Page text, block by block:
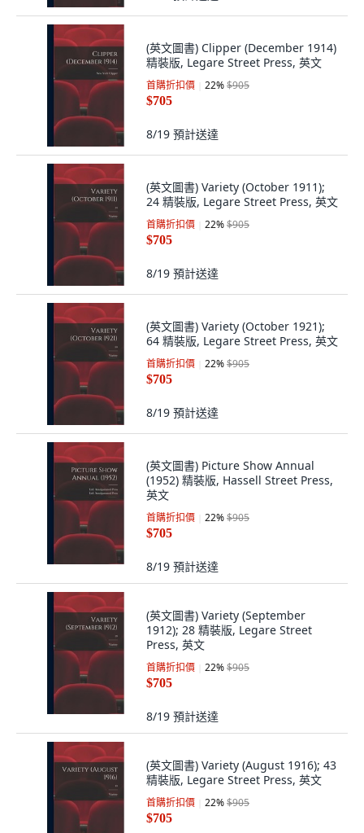
(英文圖書) Clipper (December 1914)
精裝版, Legare Street Press, 英文
首購折扣價 22%$905
$705
8/19 預計送達
(英文圖書) Variety (October 1911);
24 精裝版, Legare Street Press, 英文
首購折扣價 22%$905
$705
8/19 預計送達
(英文圖書) Variety (October 1921);
64 精裝版, Legare Street Press, 英文
首購折扣價 22%$905
$705
8/19 預計送達
(英文圖書) Picture Show Annual
(1952) 精裝版, Hassell Street Press,
英文
首購折扣價 22%$905
$705
8/19 預計送達
(英文圖書) Variety (September
1912); 28 精裝版, Legare Street
Press, 英文
首購折扣價 22%$905
$705
8/19 預計送達
(英文圖書) Variety (August 1916); 43
精裝版, Legare Street Press, 英文
首購折扣價 22%$905
$705